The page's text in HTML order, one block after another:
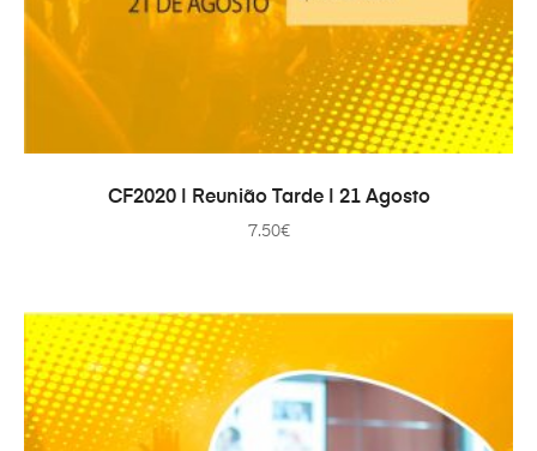
ADICIONAR
CF2020 | Reunião Tarde | 21 Agosto
7.50€